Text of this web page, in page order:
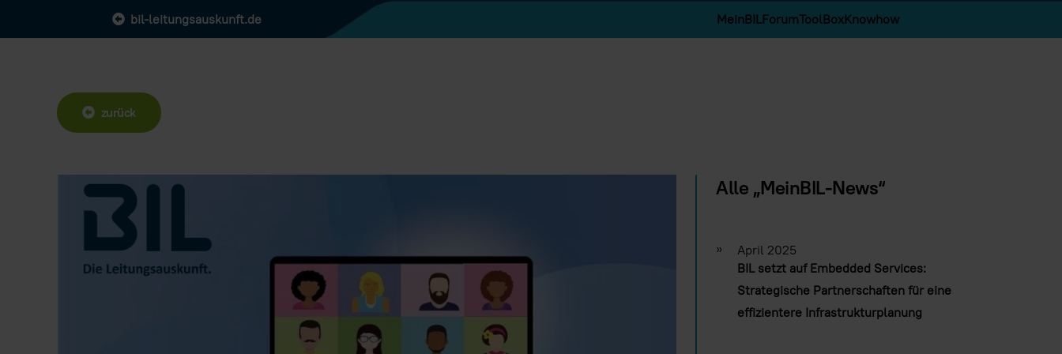
bil-leitungsauskunft.de MeinBILForumToolBoxKnowhow
zurück
Alle „MeinBIL-News“
»
April 2025
BIL setzt auf Embedded Services:
Strategische Partnerschaften für eine
effizientere Infrastrukturplanung